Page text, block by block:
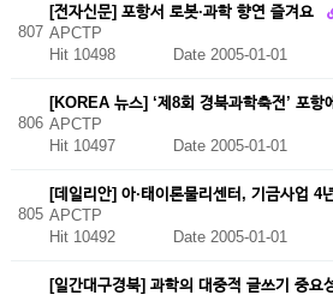
807
[전자신문] 포항서 로봇·과학 향연 즐겨요
APCTP
Hit 10498
Date 2005-01-01
806
[KOREA 뉴스] ‘제8회 경북과학축전’ 포항
APCTP
Hit 10497
Date 2005-01-01
805
[데일리안] 아·태이론물리센터, 기금사업 4
APCTP
Hit 10492
Date 2005-01-01
[일간대구경북] 과학의 대중적 글쓰기 중요